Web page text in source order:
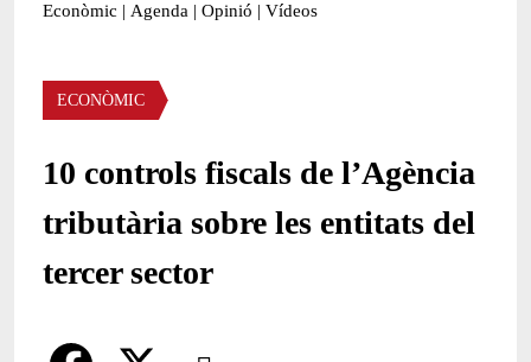
Econòmic | Agenda | Opinió | Vídeos
Àmbit de la notícia
ECONÒMIC
10 controls fiscals de l’Agència
tributària sobre les entitats del
tercer sector
Comparteix